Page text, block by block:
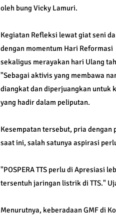
oleh bung Vicky Lamuri.
Kegiatan Refleksi lewat giat seni
dengan momentum Hari Reformasi
sekaligus merayakan hari Ulang
"Sebagai aktivis yang membawa
diangkat dan diperjuangkan untuk
yang hadir dalam peliputan.
Kesempatan tersebut, pria
saat ini, salah satunya aspirasi
"POSPERA TTS perlu di Apresiasi
tersentuh jaringan listrik di TTS."
Menurutnya, keberadaan GMF di